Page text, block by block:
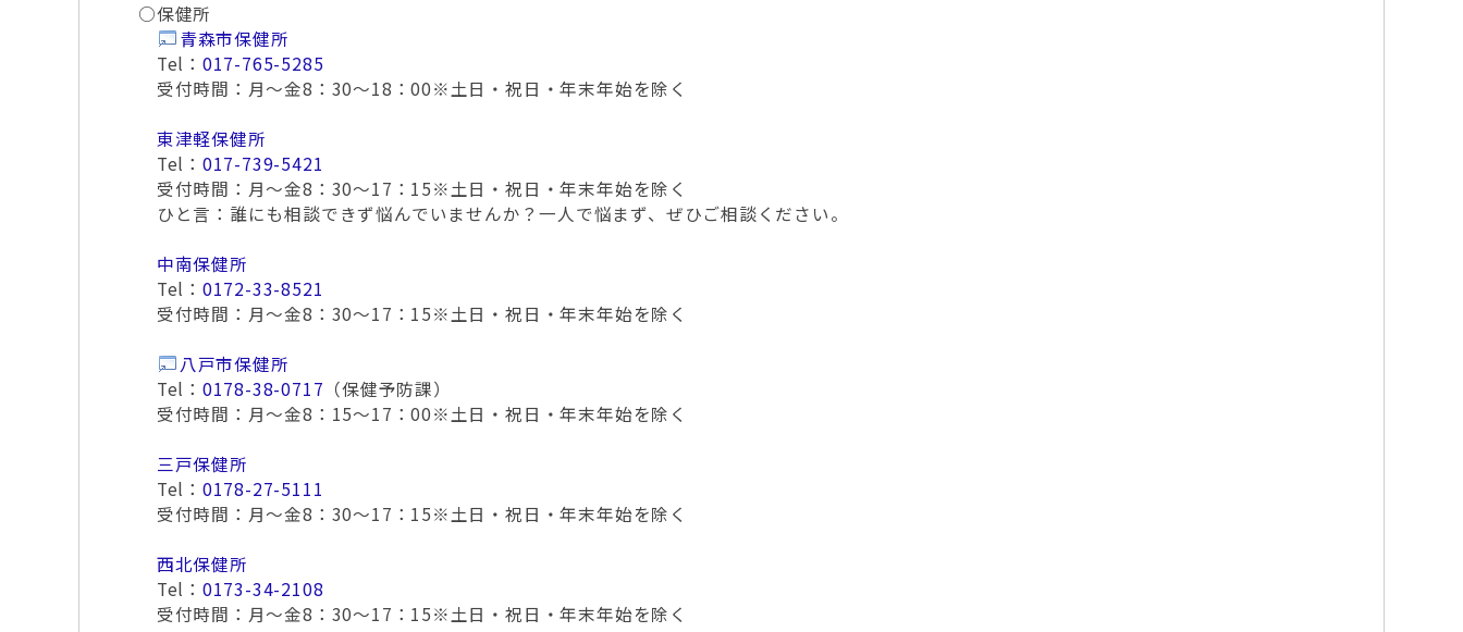
○保健所
青森市保健所
Tel： 017-765-5285
受付時間：月～金8：30～18：00※土日・祝日・年末年始を除く
東津軽保健所
Tel： 017-739-5421
受付時間：月～金8：30～17：15※土日・祝日・年末年始を除く
ひと言：誰にも相談できず悩んでいませんか？一人で悩まず、ぜひご相談ください。
中南保健所
Tel： 0172-33-8521
受付時間：月～金8：30～17：15※土日・祝日・年末年始を除く
八戸市保健所
Tel： 0178-38-0717 （保健予防課）
受付時間：月～金8：15～17：00※土日・祝日・年末年始を除く
三戸保健所
Tel： 0178-27-5111
受付時間：月～金8：30～17：15※土日・祝日・年末年始を除く
西北保健所
Tel： 0173-34-2108
受付時間：月～金8：30～17：15※土日・祝日・年末年始を除く